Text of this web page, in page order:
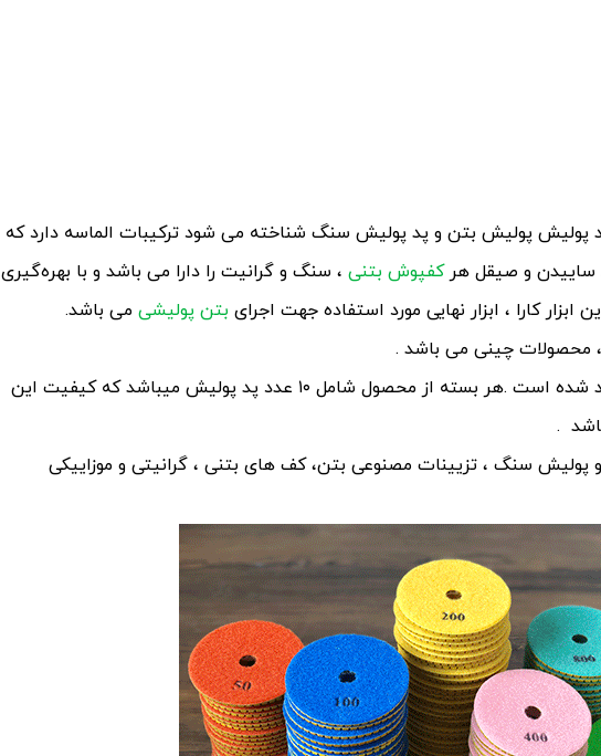
پولیش پولیش بتن و پد پولیش سنگ شناخته می شود ترکیبات الماسه دارد که
ساییدن و صیقل هرکفپوش بتنی ، سنگ و گرانیت را دارا می باشد و با بهره‌گیری
کارا ، ابزار نهایی مورد استفاده جهت اجرای بتن پولیشی می باشد.
، محصولات چینی می باشد .
این محصول برای اولین بار در ایران تولید شده است .هر بسته از محصول شامل ۱۰ عدد پد پولیش میباشد که کیفیت این
.
پولیش سنگ ، تزیینات مصنوعی بتن، کف های بتنی ، گرانیتی و موزاییکی